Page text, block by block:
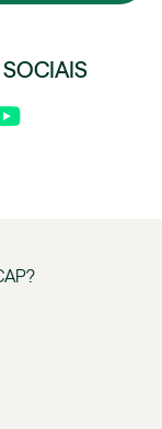
SOCIAIS
?